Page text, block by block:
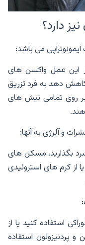
دارد؟
می باشد:
در این عمل واکسن های
دهد به فرد تزریق
روی تمامی نیش های
و آلرژی به آنها:
بگذارید، مسکن های
از کرم های استروئیدی
استفاده کنید یا از
و پردنیزولون استفاده